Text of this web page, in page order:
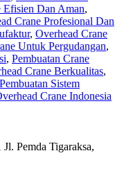
Efisien Dan Aman,
Crane Profesional Dan
, Overhead Crane
Untuk Pergudangan,
, Pembuatan Crane
Crane Berkualitas,
Pembuatan Sistem
Crane Indonesia
Pemda Tigaraksa,